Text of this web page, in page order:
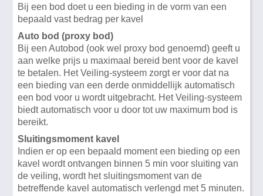
Bij een bod doet u een bieding in de vorm van een
bepaald vast bedrag per kavel
Auto bod (proxy bod)
Bij een Autobod (ook wel proxy bod genoemd) geeft u
aan welke prijs u maximaal bereid bent voor de kavel
te betalen. Het Veiling-systeem zorgt er voor dat na
een bieding van een derde onmiddellijk automatisch
een bod voor u wordt uitgebracht. Het Veiling-systeem
biedt automatisch voor u door tot uw maximum bod is
bereikt.
Sluitingsmoment kavel
Indien er op een bepaald moment een bieding op een
kavel wordt ontvangen binnen 5 min voor sluiting van
de veiling, wordt het sluitingsmoment van de
betreffende kavel automatisch verlengd met 5 minuten.